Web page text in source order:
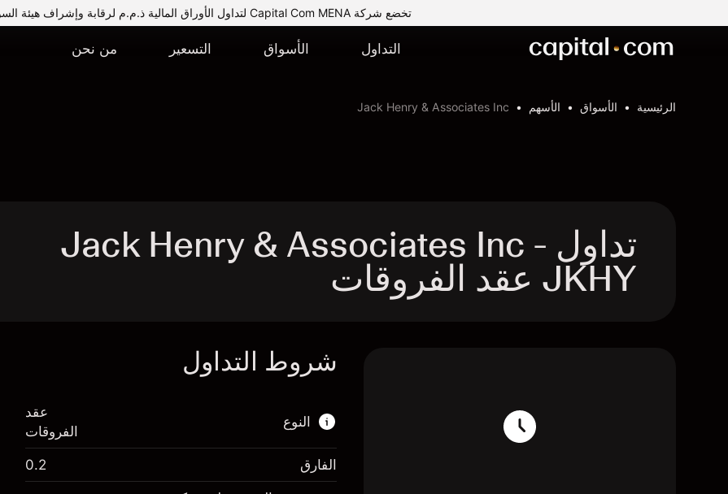
تخضع شركة Capital Com MENA لتداول الأوراق المالية ذ.م.م لرقابة وإشراف هيئة السوق المالية.
التداول الأسواق التسعير من نحن
الرئيسية الأسواق الأسهم Jack Henry & Associates Inc
تداول Jack Henry & Associates Inc -
JKHY عقد الفروقات
شروط التداول
النوع
هذا السوق المالي متاح للتداول من خلال عقود
عقد
الفروقات
الفارق 0.2